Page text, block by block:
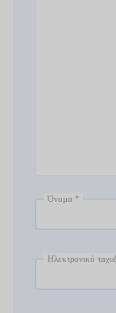
Όνομα *
Ηλεκτρονικό